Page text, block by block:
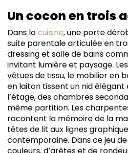
Un cocon en trois
Dans lacuisine, une porte
suite parentale articulée en
dressing et salle de bains
invitant lumière et paysage.
vêtues de tissu, le mobilier en
en laiton tissent un nid élégant
l’étage, des chambres
même partition. Les
racontent la mémoire de la
têtes de lit aux lignes
contemporaine. Dans ce jeu